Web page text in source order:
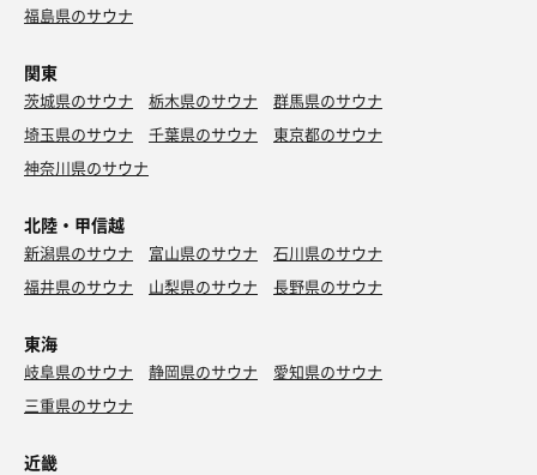
福島県のサウナ
関東
茨城県のサウナ 栃木県のサウナ
群馬県のサウナ
埼玉県のサウナ
千葉県のサウナ
東京都のサウナ
神奈川県のサウナ
北陸・甲信越
新潟県のサウナ 富山県のサウナ
石川県のサウナ
福井県のサウナ
山梨県のサウナ 長野県のサウナ
東海
岐阜県のサウナ 静岡県のサウナ
愛知県のサウナ
三重県のサウナ
近畿